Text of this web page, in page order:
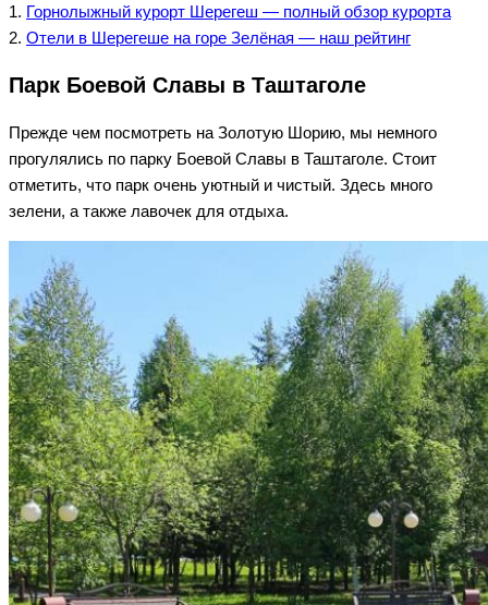
1. Горнолыжный курорт Шерегеш — полный обзор курорта
2. Отели в Шерегеше на горе Зелёная — наш рейтинг
Парк Боевой Славы в Таштаголе
Прежде чем посмотреть на Золотую Шорию, мы немного
прогулялись по парку Боевой Славы в Таштаголе. Стоит
отметить, что парк очень уютный и чистый. Здесь много
зелени, а также лавочек для отдыха.